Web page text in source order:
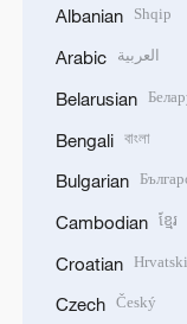
Albanian Shqip
Arabic العربية
Belarusian
Bengali বাংলা
Bulgarian
Cambodian ខ្មែរ
Croatian Hrvatski
Czech Český